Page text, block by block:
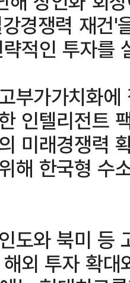
경쟁력 재건
적인 투자를
부가가치화
인텔리전트
미래경쟁력
해 한국형 수
도와 북미 등
외 투자 확